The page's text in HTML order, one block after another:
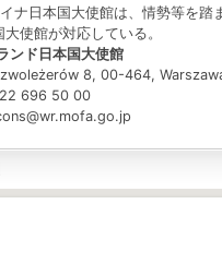
ナ日本国大使館は、情勢等を踏
大使館が対応している。
ンド日本国大使館
8, 00-464,
696 50 00